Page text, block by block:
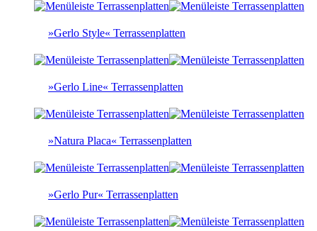
»Gerlo Style« Terrassenplatten
»Gerlo Line« Terrassenplatten
»Natura Placa« Terrassenplatten
»Gerlo Pur« Terrassenplatten